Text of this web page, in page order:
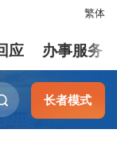
繁体
应 办事服务
长者模式